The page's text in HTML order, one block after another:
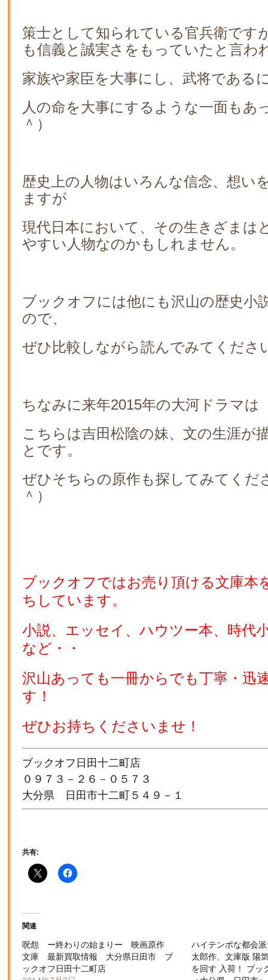
策士として知られている官兵衛です
も信義と誠実さをもっていたと言わ
家族や家臣を大事にし、武将である
人の命を大事にするような一面もあ
＾）
歴史上の人物はいろんな信念、想い
ますが
現代日本において、その生きざまは
やすい人物なのかもしれません。
ブックオフには他にも沢山の歴史小
ので、
ぜひ比較しながら読んでみてくださ
ちなみに来年2015年の大河ドラマは
こちらは吉田松陰の妹、文の生涯が
とです。
ぜひそちらの原作も探してみてくだ
＾）
ブックオフではお売り頂ける文庫本
ちしています。
小説、エッセイ、ハウツー本、時代
など・・
沢山あっても一冊からでも丁寧・迅
す！
ぜひお持ちくださいませ！
ブックオフ日田十二町店
０９７３－２６－０５７３
大分県　日田市十二町５４９－１
共有:
関連
呪怨 ー終わりの始まりー 映画原作
文庫 最新買取情報 大分県日田市 ブ
ックオフ日田十二町店
ハイテンポな都会
太郎作、文庫版 陽
を回す 入荷！ ブッ